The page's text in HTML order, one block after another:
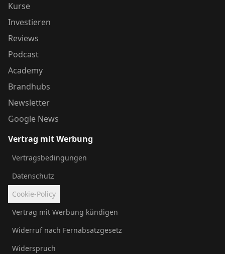
Kurse
Investieren
Reviews
Podcast
Academy
Brandhubs
Newsletter
Google News
Vertrag mit Werbung
Vertragsbedingungen
Datenschutz
Cookie-Policy
Vertrag mit Werbung kündigen
Widerruf nach Fernabsatzgesetz
Widerspruch